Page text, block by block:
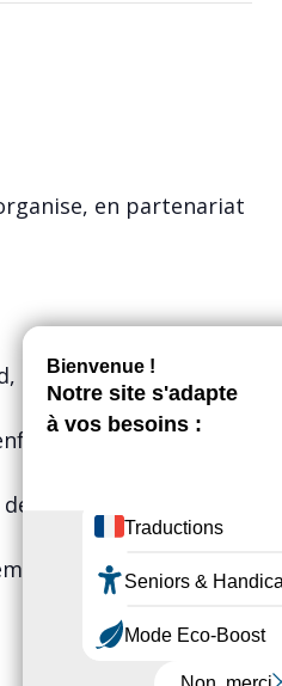
en partenariat
en vélo, en
sont conviés à
du pédibus
du challenge) .